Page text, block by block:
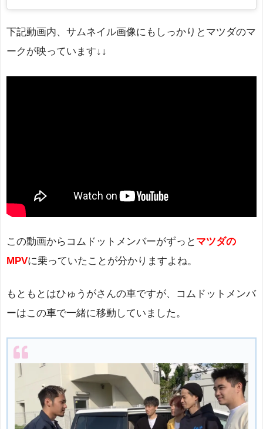
下記動画内、サムネイル画像にもしっかりとマツダのマ
ークが映っています↓↓
この動画からコムドットメンバーがずっと マツダの
MPVに乗っていたことが分かりますよね。
もともとはひゅうがさんの車ですが、コムドットメンバ
ーはこの車で一緒に移動していました。